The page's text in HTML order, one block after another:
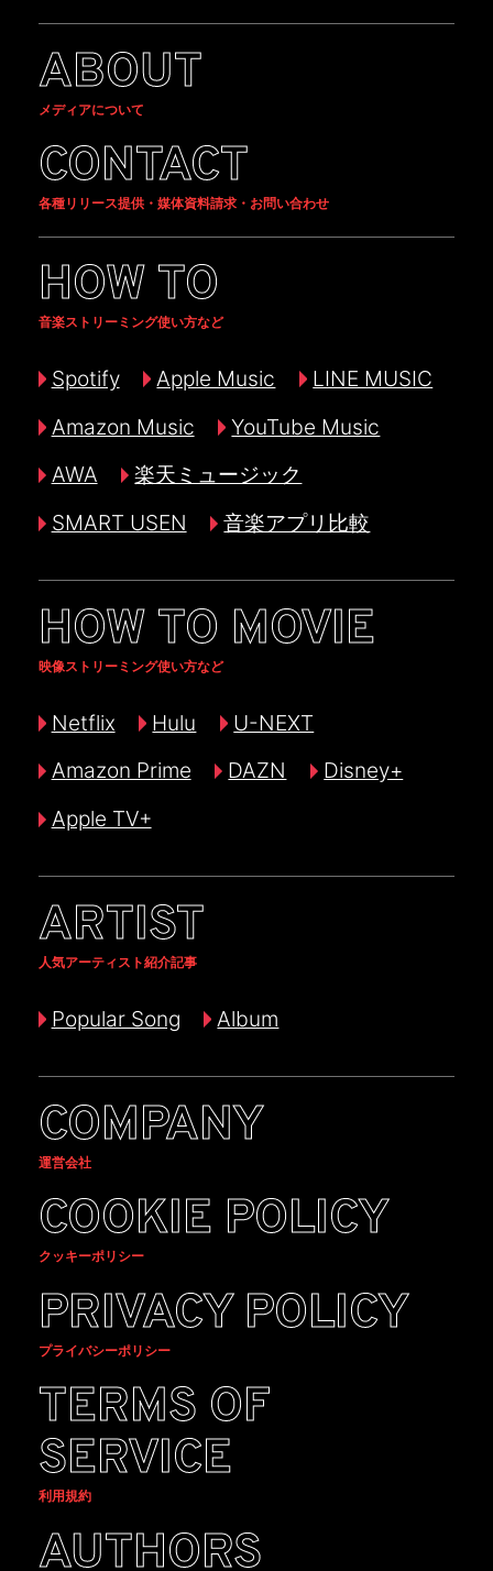
ABOUT
メディアについて
CONTACT
各種リリース提供・媒体資料請求・お問い合わせ
HOW TO
音楽ストリーミング使い方など
Spotify Apple Music
LINE MUSIC
Amazon Music
YouTube Music
AWA
楽天ミュージック
SMART USEN
音楽アプリ比較
HOW TO MOVIE
映像ストリーミング使い方など
Netflix Hulu
U-NEXT
Amazon Prime
DAZN
Disney+
Apple TV+
ARTIST
人気アーティスト紹介記事
Popular Song Album
COMPANY
運営会社
COOKIE POLICY
クッキーポリシー
PRIVACY POLICY
プライバシーポリシー
TERMS OF
SERVICE
利用規約
AUTHORS